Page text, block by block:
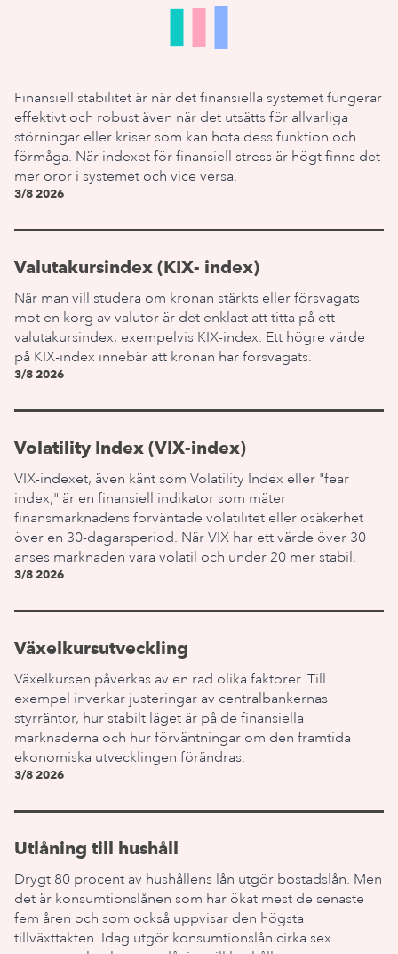
Finansiell stabilitet är när det finansiella systemet fungerar
effektivt och robust även när det utsätts för allvarliga
störningar eller kriser som kan hota dess funktion och
förmåga. När indexet för finansiell stress är högt finns det
mer oror i systemet och vice versa.
3/8 2026
Valutakursindex (KIX- index)
När man vill studera om kronan stärkts eller försvagats
mot en korg av valutor är det enklast att titta på ett
valutakursindex, exempelvis KIX-index. Ett högre värde
på KIX-index innebär att kronan har försvagats.
3/8 2026
Volatility Index (VIX-index)
VIX-indexet, även känt som Volatility Index eller "fear
index," är en finansiell indikator som mäter
finansmarknadens förväntade volatilitet eller osäkerhet
över en 30-dagarsperiod. När VIX har ett värde över 30
anses marknaden vara volatil och under 20 mer stabil.
3/8 2026
Växelkursutveckling
Växelkursen påverkas av en rad olika faktorer. Till
exempel inverkar justeringar av centralbankernas
styrräntor, hur stabilt läget är på de finansiella
marknaderna och hur förväntningar om den framtida
ekonomiska utvecklingen förändras.
3/8 2026
Utlåning till hushåll
Drygt 80 procent av hushållens lån utgör bostadslån. Men
det är konsumtionslånen som har ökat mest de senaste
fem åren och som också uppvisar den högsta
tillväxttakten. Idag utgör konsumtionslån cirka sex